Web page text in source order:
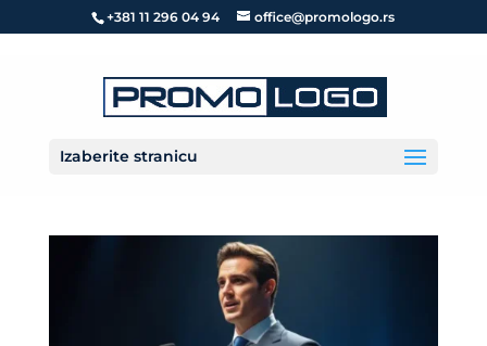
+381 11 296 04 94 office@promologo.rs
Izaberite stranicu